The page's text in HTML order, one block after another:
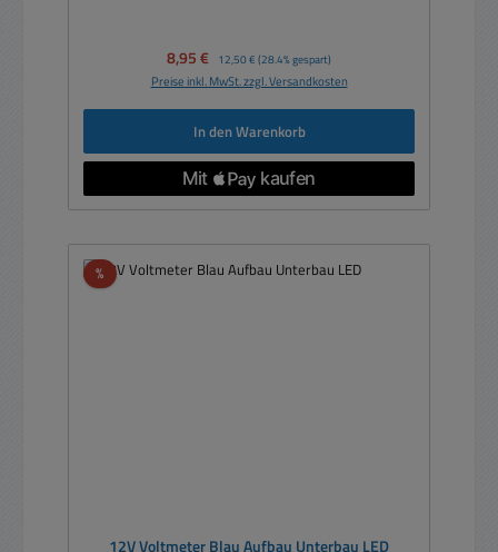
Verkaufspreis:
8,95 € Regulärer Preis:
12,50 € (28.4% gespart)
Preise inkl. MwSt. zzgl. Versandkosten
In den Warenkorb
%Rabatt
12V Voltmeter Blau Aufbau Unterbau LED